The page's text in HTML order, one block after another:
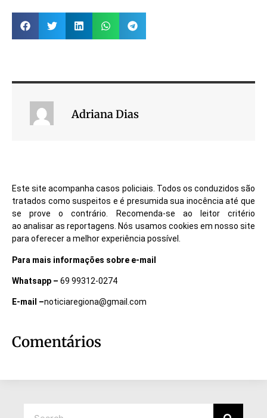
Adriana Dias
Este site acompanha casos policiais. Todos os conduzidos são
tratados como suspeitos e é presumida sua inocência até que
se prove o contrário. Recomenda-se ao leitor critério
ao analisar as reportagens. Nós usamos cookies em nosso site
para oferecer a melhor experiência possível.
Para mais informações sobre e-mail
Whatsapp – 69 99312-0274
E-mail –noticiaregiona@gmail.com
Comentários